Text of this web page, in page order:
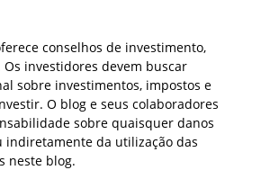
conselhos de investimento,
investidores devem buscar
sobre investimentos, impostos e
O blog e seus colaboradores
sobre quaisquer danos
indiretamente da utilização das
neste blog.